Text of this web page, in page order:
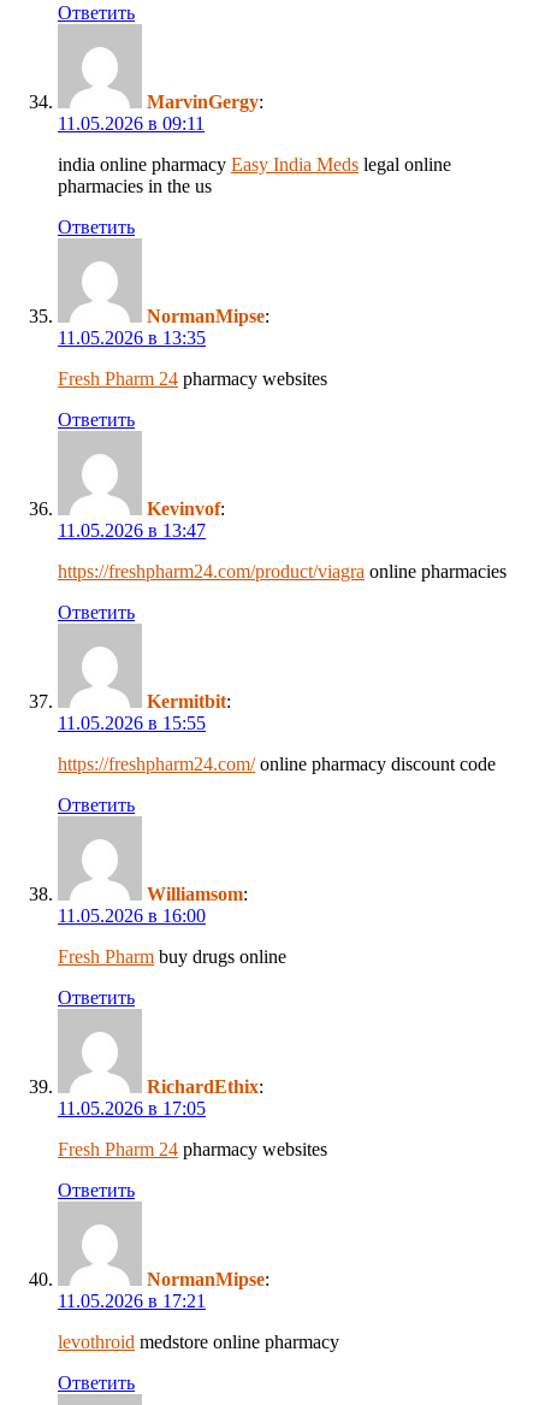
Ответить
MarvinGergy:
11.05.2026 в 09:11
india online pharmacy Easy India Meds legal online
pharmacies in the us
Ответить
NormanMipse:
11.05.2026 в 13:35
Fresh Pharm 24 pharmacy websites
Ответить
Kevinvof:
11.05.2026 в 13:47
https://freshpharm24.com/product/viagra online pharmacies
Ответить
Kermitbit:
11.05.2026 в 15:55
https://freshpharm24.com/online pharmacy discount code
Ответить
Williamsom:
11.05.2026 в 16:00
Fresh Pharm buy drugs online
Ответить
RichardEthix:
11.05.2026 в 17:05
Fresh Pharm 24 pharmacy websites
Ответить
NormanMipse:
11.05.2026 в 17:21
levothroid medstore online pharmacy
Ответить